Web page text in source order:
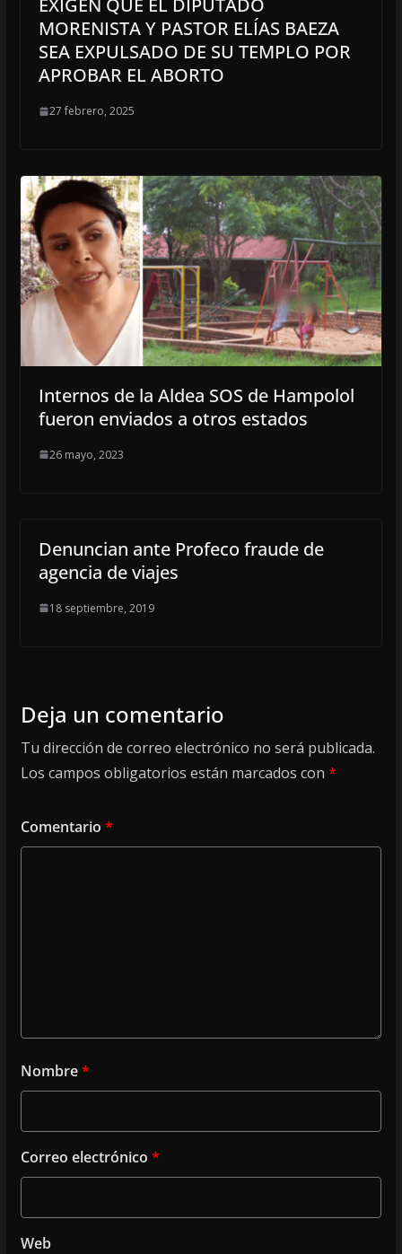
EXIGEN QUE EL DIPUTADO
MORENISTA Y PASTOR ELÍAS BAEZA
SEA EXPULSADO DE SU TEMPLO POR
APROBAR EL ABORTO
27 febrero, 2025
Internos de la Aldea SOS de Hampolol
fueron enviados a otros estados
26 mayo, 2023
Denuncian ante Profeco fraude de
agencia de viajes
18 septiembre, 2019
Deja un comentario
Tu dirección de correo electrónico no será publicada.
Los campos obligatorios están marcados con *
Comentario *
Nombre*
Correo electrónico *
Web